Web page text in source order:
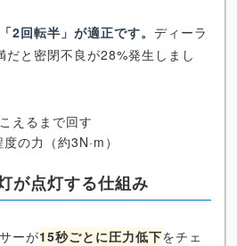
2回転半」が適正です。 ディーラ
だと密閉不良が28%発生しまし
えるまで回す
の力（約3N·m）
が点灯する仕組み
ーが15秒ごとに圧力低下をチェ